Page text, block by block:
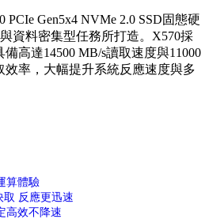
PCIe Gen5x4 NVMe 2.0 SSD固態硬
資料密集型任務所打造。X570採
備高達14500 MB/s讀取速度與11000
效率，大幅提升系統反應速度與多
算體驗
取 反應更迅速
高效不降速